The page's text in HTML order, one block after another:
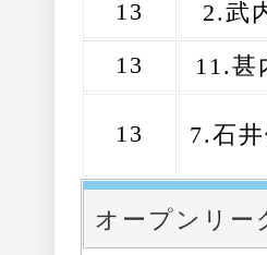
13
2.武
13
11.甚
13 7.石
オープンリー